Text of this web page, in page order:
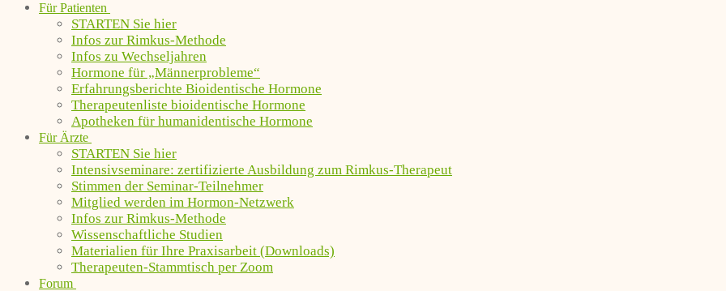
Für Patienten
STARTEN Sie hier
Infos zur Rimkus-Methode
Infos zu Wechseljahren
Hormone für „Männerprobleme“
Erfahrungsberichte Bioidentische Hormone
Therapeutenliste bioidentische Hormone
Apotheken für humanidentische Hormone
Für Ärzte
STARTEN Sie hier
Intensivseminare: zertifizierte Ausbildung zum Rimkus-Therapeut
Stimmen der Seminar-Teilnehmer
Mitglied werden im Hormon-Netzwerk
Infos zur Rimkus-Methode
Wissenschaftliche Studien
Materialien für Ihre Praxisarbeit (Downloads)
Therapeuten-Stammtisch per Zoom
Forum